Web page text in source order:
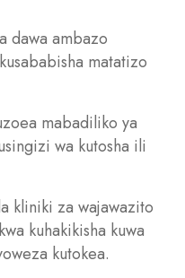
dawa ambazo
matatizo
mabadiliko ya
wa kutosha ili
kliniki za wajawazito
kuhakikisha kuwa
kutokea.